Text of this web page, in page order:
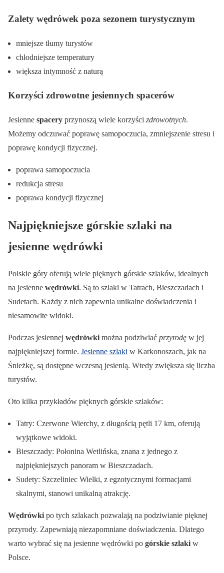
Zalety wędrówek poza sezonem turystycznym
mniejsze tłumy turystów
chłodniejsze temperatury
większa intymność z naturą
Korzyści zdrowotne jesiennych spacerów
Jesienne spacery przynoszą wiele korzyści zdrowotnych.
Możemy odczuwać poprawę samopoczucia, zmniejszenie stresu i
poprawę kondycji fizycznej.
poprawa samopoczucia
redukcja stresu
poprawa kondycji fizycznej
Najpiękniejsze górskie szlaki na
jesienne wędrówki
Polskie góry oferują wiele pięknych górskie szlaków, idealnych
na jesienne wędrówki. Są to szlaki w Tatrach, Bieszczadach i
Sudetach. Każdy z nich zapewnia unikalne doświadczenia i
niesamowite widoki.
Podczas jesiennej wędrówki można podziwiać przyrodę w jej
najpiękniejszej formie. Jesienne szlaki w Karkonoszach, jak na
Śnieżkę, są dostępne wczesną jesienią. Wtedy zwiększa się liczba
turystów.
Oto kilka przykładów pięknych górskie szlaków:
Tatry: Czerwone Wierchy, z długością pętli 17 km, oferują
wyjątkowe widoki.
Bieszczady: Połonina Wetlińska, znana z jednego z
najpiękniejszych panoram w Bieszczadach.
Sudety: Szczeliniec Wielki, z egzotycznymi formacjami
skalnymi, stanowi unikalną atrakcję.
Wędrówki po tych szlakach pozwalają na podziwianie pięknej
przyrody. Zapewniają niezapomniane doświadczenia. Dlatego
warto wybrać się na jesienne wędrówki po górskie szlaki w
Polsce.